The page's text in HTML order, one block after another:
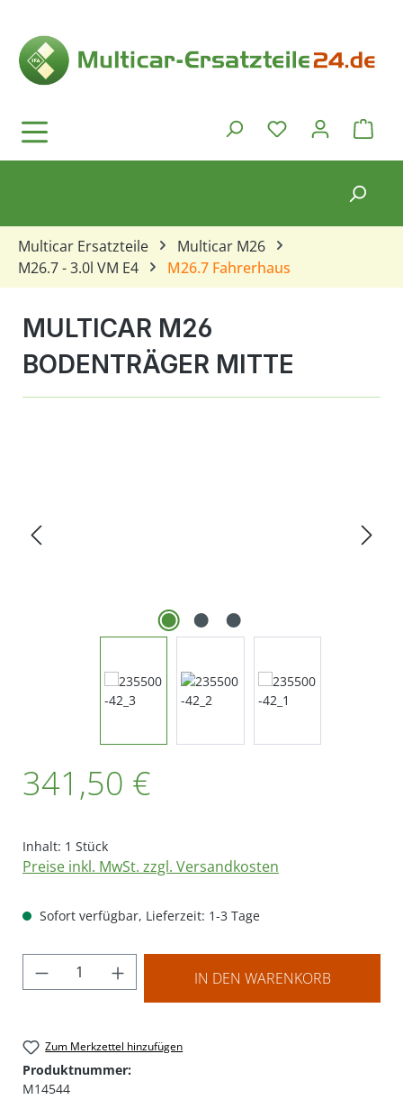
Du hast 0
Multicar Ersatzteile
Multicar M26
M26.7 - 3.0l VM E4
M26.7 Fahrerhaus
MULTICAR M26
BODENTRÄGER MITTE
341,50 €
Inhalt: 1 Stück
Preise inkl. MwSt. zzgl. Versandkosten
Sofort verfügbar, Lieferzeit: 1-3 Tage
Produkt Anzahl: Gib den gewünschten
IN DEN WARENKORB
Zum Merkzettel hinzufügen
Produktnummer:
M14544